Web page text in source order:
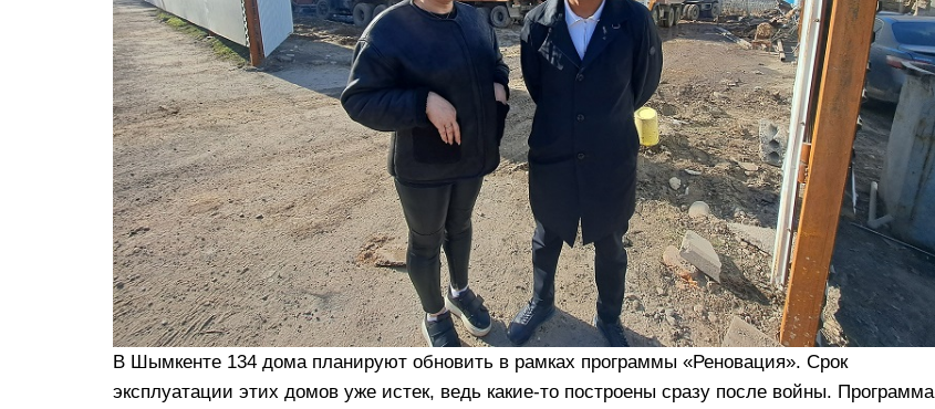
В Шымкенте 134 дома планируют обновить в рамках программы «Реновация». Срок
эксплуатации этих домов уже истек, ведь какие-то построены сразу после войны. Программа